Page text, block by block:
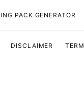
PACK GENERATOR
DISCLAIMER